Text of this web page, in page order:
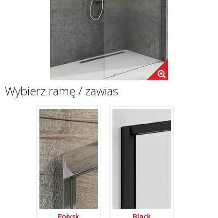
Wybierz ramę / zawias